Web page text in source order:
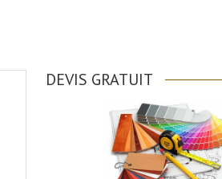
DEVIS GRATUIT